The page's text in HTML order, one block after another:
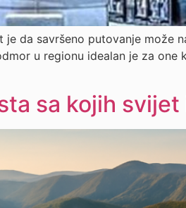
da savršeno putovanje može
u regionu idealan je za one
sa kojih